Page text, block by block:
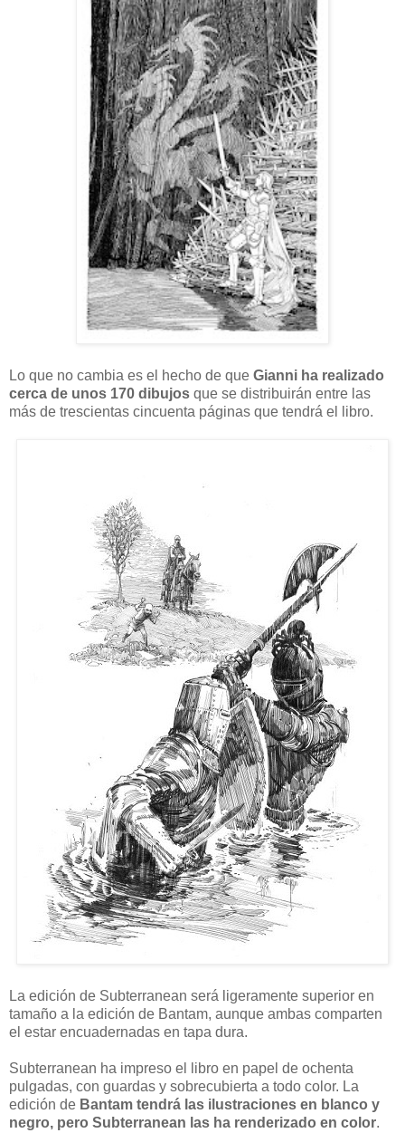
Lo que no cambia es el hecho de que Gianni ha realizado
cerca de unos 170 dibujos que se distribuirán entre las
más de trescientas cincuenta páginas que tendrá el libro.
La edición de Subterranean será ligeramente superior en
tamaño a la edición de Bantam, aunque ambas comparten
el estar encuadernadas en tapa dura.
Subterranean ha impreso el libro en papel de ochenta
pulgadas, con guardas y sobrecubierta a todo color. La
edición de Bantam tendrá las ilustraciones en blanco y
negro, pero Subterranean las ha renderizado en color.